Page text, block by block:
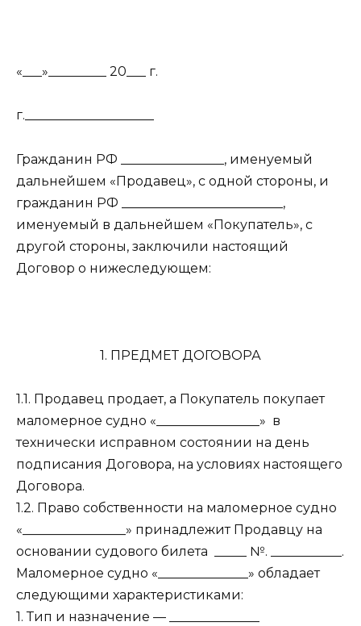
«___»_________ 20___ г.
г.____________________
Гражданин РФ ________________, именуемый
дальнейшем «Продавец», с одной стороны, и
гражданин РФ _________________________,
именуемый в дальнейшем «Покупатель», с
другой стороны, заключили настоящий
Договор о нижеследующем:
1. ПРЕДМЕТ ДОГОВОРА
1.1. Продавец продает, а Покупатель покупает
маломерное судно «________________» в
технически исправном состоянии на день
подписания Договора, на условиях настоящего
Договора.
1.2. Право собственности на маломерное судно
«________________» принадлежит Продавцу на
основании судового билета _____ №. ___________.
Маломерное судно «______________» обладает
следующими характеристиками:
1. Тип и назначение — ______________